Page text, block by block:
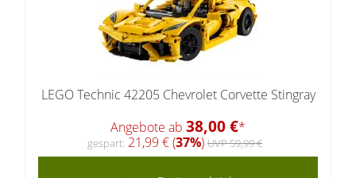
LEGO Technic 42205 Chevrolet Corvette Stingray
Angebote ab 38,00 €*
gespart: 21,99 € (37%) UVP 59,99 €